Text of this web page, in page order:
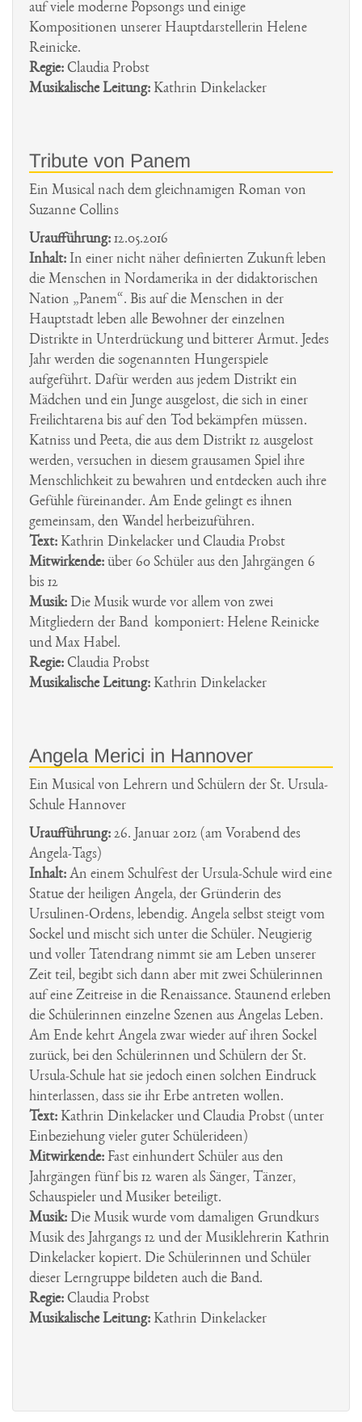
auf viele moderne Popsongs und einige
Kompositionen unserer Hauptdarstellerin Helene
Reinicke.
Regie: Claudia Probst
Musikalische Leitung: Kathrin Dinkelacker
Tribute von Panem
Ein Musical nach dem gleichnamigen Roman von
Suzanne Collins
Uraufführung: 12.05.2016
Inhalt: In einer nicht näher definierten Zukunft leben
die Menschen in Nordamerika in der didaktorischen
Nation „Panem“. Bis auf die Menschen in der
Hauptstadt leben alle Bewohner der einzelnen
Distrikte in Unterdrückung und bitterer Armut. Jedes
Jahr werden die sogenannten Hungerspiele
aufgeführt. Dafür werden aus jedem Distrikt ein
Mädchen und ein Junge ausgelost, die sich in einer
Freilichtarena bis auf den Tod bekämpfen müssen.
Katniss und Peeta, die aus dem Distrikt 12 ausgelost
werden, versuchen in diesem grausamen Spiel ihre
Menschlichkeit zu bewahren und entdecken auch ihre
Gefühle füreinander. Am Ende gelingt es ihnen
gemeinsam, den Wandel herbeizuführen.
Text: Kathrin Dinkelacker und Claudia Probst
Mitwirkende: über 60 Schüler aus den Jahrgängen 6
bis 12
Musik: Die Musik wurde vor allem von zwei
Mitgliedern der Band komponiert: Helene Reinicke
und Max Habel.
Regie: Claudia Probst
Musikalische Leitung: Kathrin Dinkelacker
Angela Merici in Hannover
Ein Musical von Lehrern und Schülern der St. Ursula-
Schule Hannover
Uraufführung: 26. Januar 2012 (am Vorabend des
Angela-Tags)
Inhalt: An einem Schulfest der Ursula-Schule wird eine
Statue der heiligen Angela, der Gründerin des
Ursulinen-Ordens, lebendig. Angela selbst steigt vom
Sockel und mischt sich unter die Schüler. Neugierig
und voller Tatendrang nimmt sie am Leben unserer
Zeit teil, begibt sich dann aber mit zwei Schülerinnen
auf eine Zeitreise in die Renaissance. Staunend erleben
die Schülerinnen einzelne Szenen aus Angelas Leben.
Am Ende kehrt Angela zwar wieder auf ihren Sockel
zurück, bei den Schülerinnen und Schülern der St.
Ursula-Schule hat sie jedoch einen solchen Eindruck
hinterlassen, dass sie ihr Erbe antreten wollen.
Text: Kathrin Dinkelacker und Claudia Probst (unter
Einbeziehung vieler guter Schülerideen)
Mitwirkende: Fast einhundert Schüler aus den
Jahrgängen fünf bis 12 waren als Sänger, Tänzer,
Schauspieler und Musiker beteiligt.
Musik: Die Musik wurde vom damaligen Grundkurs
Musik des Jahrgangs 12 und der Musiklehrerin Kathrin
Dinkelacker kopiert. Die Schülerinnen und Schüler
dieser Lerngruppe bildeten auch die Band.
Regie: Claudia Probst
Musikalische Leitung: Kathrin Dinkelacker